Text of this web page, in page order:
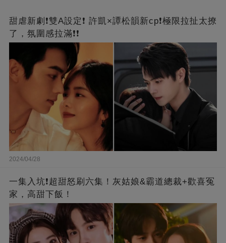
甜虐新劇❗雙A設定❗ 許凱×譚松韻新cp❗️極限拉扯太撩
了，氛圍感拉滿❗❗
2024/04/28
一集入坑❗超甜怒刷六集！灰姑娘&霸道總裁+歡喜冤
家，高甜下飯！